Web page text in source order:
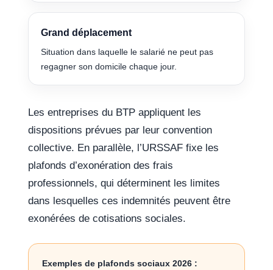
Grand déplacement
Situation dans laquelle le salarié ne peut pas
regagner son domicile chaque jour.
Les entreprises du BTP appliquent les
dispositions prévues par leur convention
collective. En parallèle, l’URSSAF fixe les
plafonds d’exonération des frais
professionnels, qui déterminent les limites
dans lesquelles ces indemnités peuvent être
exonérées de cotisations sociales.
Exemples de plafonds sociaux 2026 :